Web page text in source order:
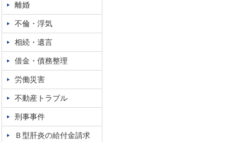
離婚
不倫・浮気
相続・遺言
借金・債務整理
労働災害
不動産トラブル
刑事事件
Ｂ型肝炎の給付金請求